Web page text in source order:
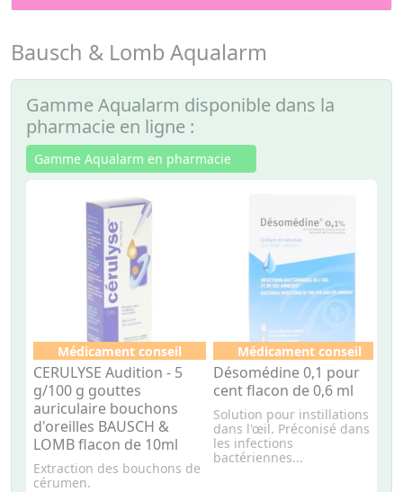
Bausch & Lomb Aqualarm
Gamme Aqualarm disponible dans la
pharmacie en ligne :
Gamme Aqualarm en pharmacie
Médicament conseil
CERULYSE Audition - 5
g/100 g gouttes
auriculaire bouchons
d'oreilles BAUSCH &
LOMB flacon de 10ml
Extraction des bouchons de
cérumen.
Médicament conseil
Désomédine 0,1 pour
cent flacon de 0,6 ml
Solution pour instillations
dans l'œil. Préconisé dans
les infections
bactériennes...